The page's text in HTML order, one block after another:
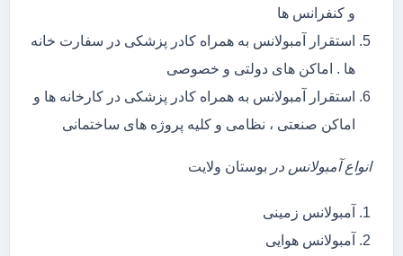
و کنفرانس ها
استقرار آمبولانس به همراه کادر پزشکی در سفارت خانه
ها . اماکن های دولتی و خصوصی
استقرار آمبولانس به همراه کادر پزشکی در کارخانه ها و
اماکن صنعتی ، نظامی و کلیه پروژه های ساختمانی
انواع آمبولانس در بوستان ولایت
آمبولانس زمینی
آمبولانس هوایی